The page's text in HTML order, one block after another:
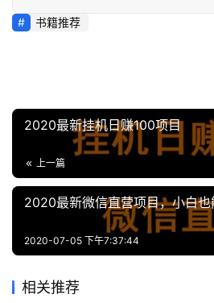
书籍推荐
2020最新挂机日赚100项目
上一篇
2020最新微信直营项目，小白也
2020-07-05 下午7:37:44
相关推荐